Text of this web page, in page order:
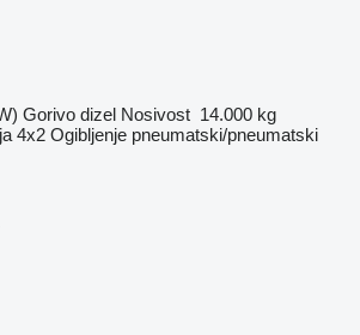
Gorivo dizel Nosivost 14.000 kg
4x2 Ogibljenje pneumatski/pneumatski